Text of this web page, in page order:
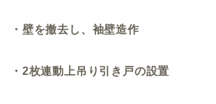
・壁を撤去し、袖壁造作
・2枚連動上吊り引き戸の設置